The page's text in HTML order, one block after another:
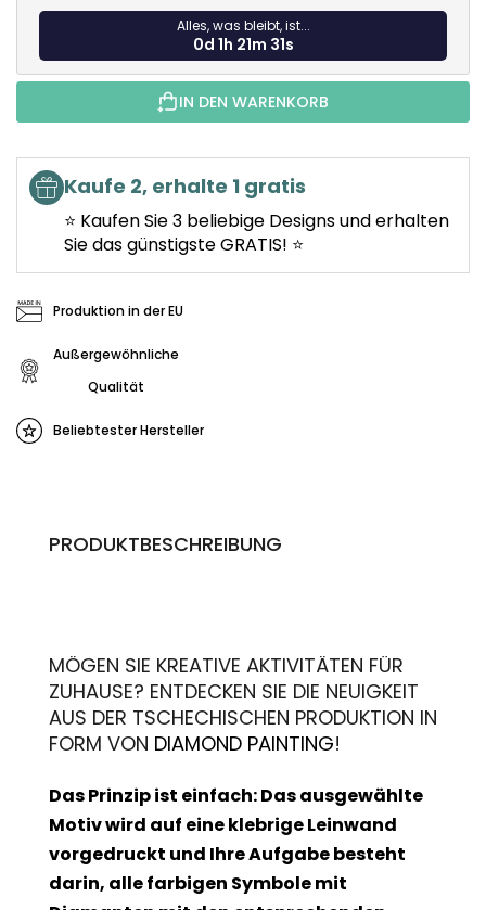
Alles, was bleibt, ist...
0d 1h 21m 29s
IN DEN WARENKORB
Kaufe 2, erhalte 1 gratis
⭐ Kaufen Sie 3 beliebige Designs und erhalten
Sie das günstigste GRATIS! ⭐
Produktion in der EU
Außergewöhnliche
Qualität
Beliebtester Hersteller
PRODUKTBESCHREIBUNG
MÖGEN SIE KREATIVE AKTIVITÄTEN FÜR
ZUHAUSE? ENTDECKEN SIE DIE NEUIGKEIT
AUS DER TSCHECHISCHEN PRODUKTION IN
FORM VON DIAMOND PAINTING!
Das Prinzip ist einfach: Das ausgewählte
Motiv wird auf eine klebrige Leinwand
vorgedruckt und Ihre Aufgabe besteht
darin, alle farbigen Symbole mit